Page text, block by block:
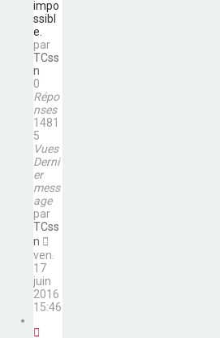
impo
ssibl
e.
par
TCss
n
0
Répo
nses
1481
5
Vues
Derni
er
mess
age
par
TCss
n
ven.
17
juin
2016
15:46